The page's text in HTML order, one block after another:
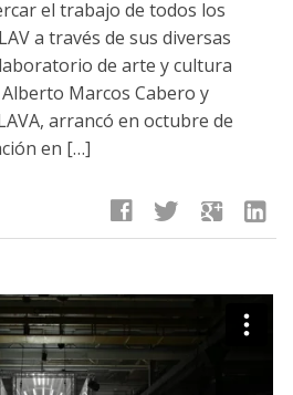
el trabajo de todos los
a través de sus diversas
de arte y cultura
Marcos Cabero y
arrancó en octubre de
en […]
facebook twitter google linkedin